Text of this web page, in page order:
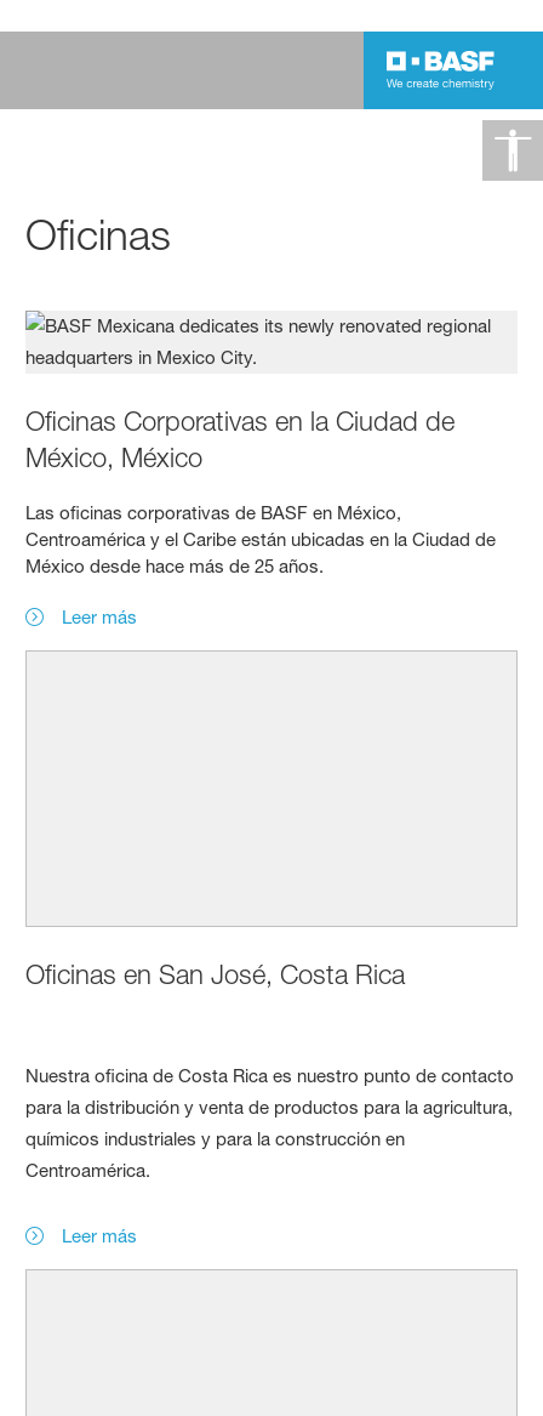
Oficinas
Oficinas Corporativas en la Ciudad de
México, México
Las oficinas corporativas de BASF en México,
Centroamérica y el Caribe están ubicadas en la Ciudad de
México desde hace más de 25 años.
Leer más
Oficinas en San José, Costa Rica
Nuestra oficina de Costa Rica es nuestro punto de contacto
para la distribución y venta de productos para la agricultura,
químicos industriales y para la construcción en
Centroamérica.
Leer más